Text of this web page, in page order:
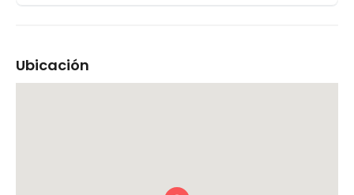
Ubicación